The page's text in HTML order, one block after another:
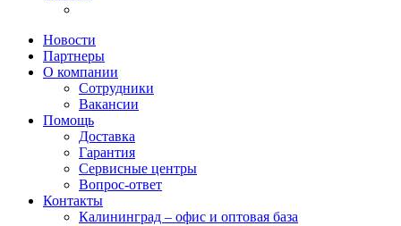
Новости
Партнеры
О компании
Сотрудники
Вакансии
Помощь
Доставка
Гарантия
Сервисные центры
Вопрос-ответ
Контакты
Калининград – офис и оптовая база